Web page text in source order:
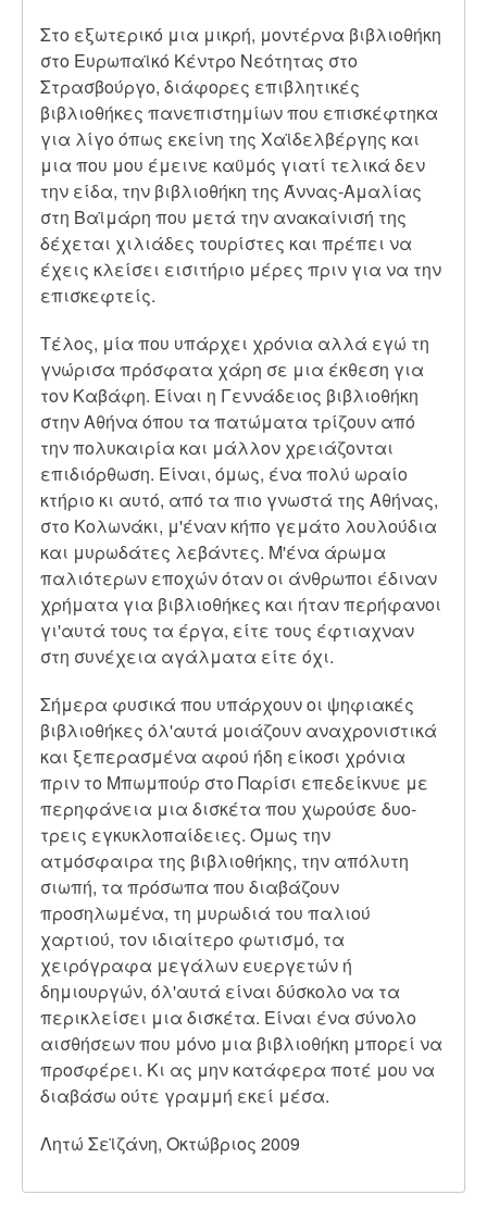
Στο εξωτερικό μια μικρή, μοντέρνα βιβλιοθήκη
στο Ευρωπαϊκό Κέντρο Νεότητας στο
Στρασβούργο, διάφορες επιβλητικές
βιβλιοθήκες πανεπιστημίων που επισκέφτηκα
για λίγο όπως εκείνη της Χαϊδελβέργης και
μια που μου έμεινε καϋμός γιατί τελικά δεν
την είδα, την βιβλιοθήκη της Άννας-Αμαλίας
στη Βαϊμάρη που μετά την ανακαίνισή της
δέχεται χιλιάδες τουρίστες και πρέπει να
έχεις κλείσει εισιτήριο μέρες πριν για να την
επισκεφτείς.
Τέλος, μία που υπάρχει χρόνια αλλά εγώ τη
γνώρισα πρόσφατα χάρη σε μια έκθεση για
τον Καβάφη. Είναι η Γεννάδειος βιβλιοθήκη
στην Αθήνα όπου τα πατώματα τρίζουν από
την πολυκαιρία και μάλλον χρειάζονται
επιδιόρθωση. Είναι, όμως, ένα πολύ ωραίο
κτήριο κι αυτό, από τα πιο γνωστά της Αθήνας,
στο Κολωνάκι, μ'έναν κήπο γεμάτο λουλούδια
και μυρωδάτες λεβάντες. Μ'ένα άρωμα
παλιότερων εποχών όταν οι άνθρωποι έδιναν
χρήματα για βιβλιοθήκες και ήταν περήφανοι
γι'αυτά τους τα έργα, είτε τους έφτιαχναν
στη συνέχεια αγάλματα είτε όχι.
Σήμερα φυσικά που υπάρχουν οι ψηφιακές
βιβλιοθήκες όλ'αυτά μοιάζουν αναχρονιστικά
και ξεπερασμένα αφού ήδη είκοσι χρόνια
πριν το Μπωμπούρ στο Παρίσι επεδείκνυε με
περηφάνεια μια δισκέτα που χωρούσε δυο-
τρεις εγκυκλοπαίδειες. Όμως την
ατμόσφαιρα της βιβλιοθήκης, την απόλυτη
σιωπή, τα πρόσωπα που διαβάζουν
προσηλωμένα, τη μυρωδιά του παλιού
χαρτιού, τον ιδιαίτερο φωτισμό, τα
χειρόγραφα μεγάλων ευεργετών ή
δημιουργών, όλ'αυτά είναι δύσκολο να τα
περικλείσει μια δισκέτα. Είναι ένα σύνολο
αισθήσεων που μόνο μια βιβλιοθήκη μπορεί να
προσφέρει. Κι ας μην κατάφερα ποτέ μου να
διαβάσω ούτε γραμμή εκεί μέσα.
Λητώ Σεϊζάνη, Οκτώβριος 2009